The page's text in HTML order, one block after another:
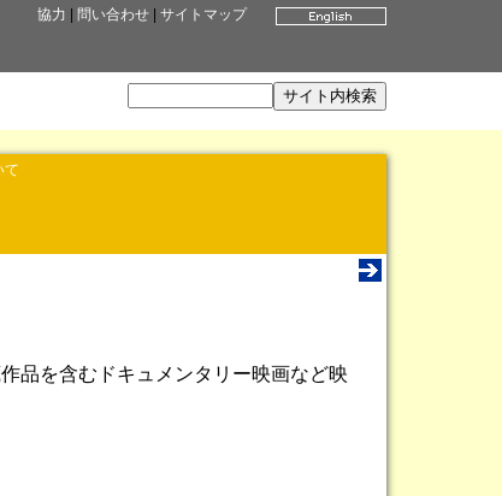
協力 問い合わせ サイトマップ
て
品を含むドキュメンタリー映画など映